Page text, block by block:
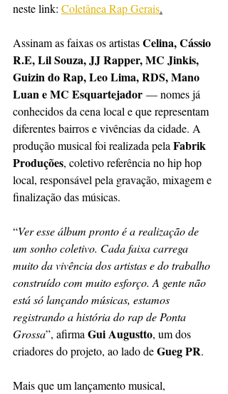
neste link: Coletânea Rap Gerais.
Assinam as faixas os artistas Celina, Cássio
R.E, Lil Souza, JJ Rapper, MC Jinkis,
Guizin do Rap, Leo Lima, RDS, Mano
Luan e MC Esquartejador — nomes já
conhecidos da cena local e que representam
diferentes bairros e vivências da cidade. A
produção musical foi realizada pela Fabrik
Produções, coletivo referência no hip hop
local, responsável pela gravação, mixagem e
finalização das músicas.
“Ver esse álbum pronto é a realização de
um sonho coletivo. Cada faixa carrega
muito da vivência dos artistas e do trabalho
construído com muito esforço. A gente não
está só lançando músicas, estamos
registrando a história do rap de Ponta
Grossa”, afirma Gui Augustto, um dos
criadores do projeto, ao lado de Gueg PR.
Mais que um lançamento musical,